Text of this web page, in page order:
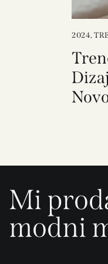
2024,
Mi
modni